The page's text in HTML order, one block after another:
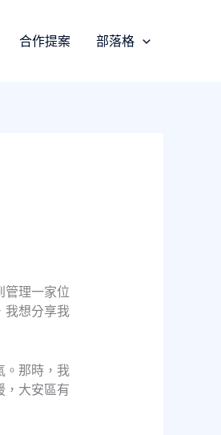
合作提案 部落格
管理一家位
我想分享我
。那時，我
，大安區有